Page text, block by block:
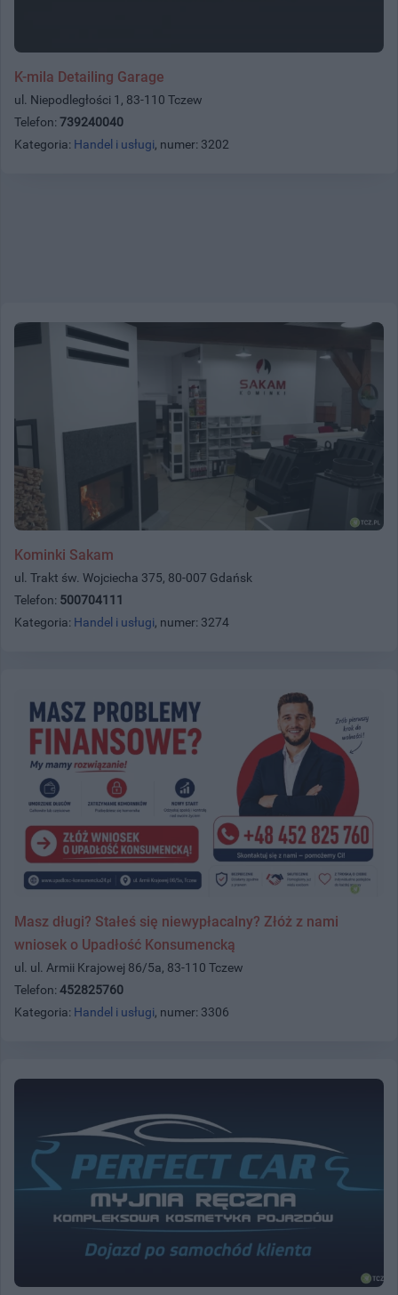
K-mila Detailing Garage
ul. Niepodległości 1, 83-110 Tczew
Telefon: 739240040
Kategoria: Handel i usługi, numer: 3202
Kominki Sakam
ul. Trakt św. Wojciecha 375, 80-007 Gdańsk
Telefon: 500704111
Kategoria: Handel i usługi, numer: 3274
Masz długi? Stałeś się niewypłacalny? Złóż z nami
wniosek o Upadłość Konsumencką
ul. ul. Armii Krajowej 86/5a, 83-110 Tczew
Telefon: 452825760
Kategoria: Handel i usługi, numer: 3306